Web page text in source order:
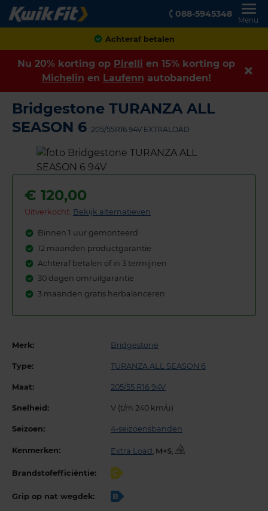
088-5945348
Menu
Achteraf betalen
Nu 20% korting op Pirelli en 15% korting op
Michelin en Laufenn autobanden!
Bridgestone TURANZA ALL
SEASON 6 205/55R16 94V EXTRALOAD
€ 120,00
Uitverkocht: Bekijk alternatieven
Binnen 1 uur gemonteerd
12 maanden productgarantie
Achteraf betalen of in 3 termijnen
30 dagen omruilgarantie
3 maanden gratis herbalanceren
Merk: Bridgestone
Type: TURANZA ALL SEASON 6
Maat: 205/55 R16 94V
Snelheid: V (t/m 240 km/u)
Seizoen: 4-seizoensbanden
Kenmerken: Extra Load , ,
Brandstofefficiëntie: C
Grip op nat wegdek: B